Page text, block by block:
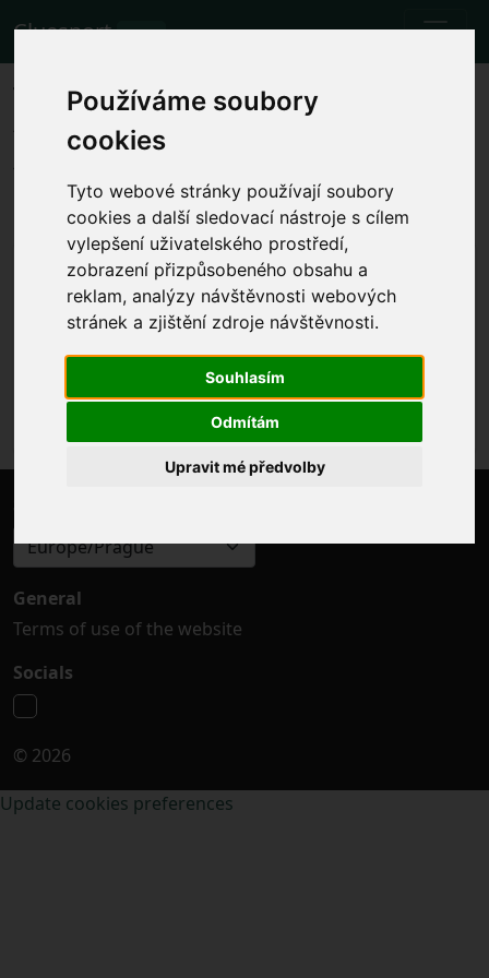
Používáme soubory
cookies
Tyto webové stránky používají soubory
cookies a další sledovací nástroje s cílem
vylepšení uživatelského prostředí,
zobrazení přizpůsobeného obsahu a
reklam, analýzy návštěvnosti webových
stránek a zjištění zdroje návštěvnosti.
Souhlasím
Odmítám
Upravit mé předvolby
Cluesport BETA
The best airfare and tickets for
the Liverpool FC vs Everton
football match.
Fixtures 21.10.2023 Liverpool FC - Everton
Show local match time
Sat 21.10.2023 13:30
Anfield, Liverpool (England)
Premier League
The event has already happened. However, you can
try another event.
Europe/Prague
General
Terms of use of the website
Socials
© 2026
Update cookies preferences